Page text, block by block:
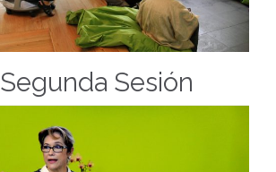
Segunda Sesión